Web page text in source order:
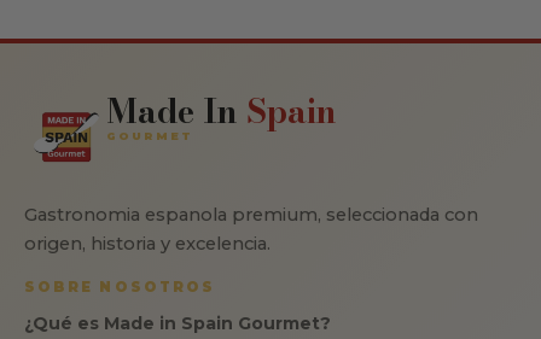
Made In Spain
GOURMET
Gastronomia espanola premium, seleccionada con
origen, historia y excelencia.
SOBRE NOSOTROS
¿Qué es Made in Spain Gourmet?